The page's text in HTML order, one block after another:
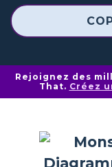
Rejoignez des
That. Créez